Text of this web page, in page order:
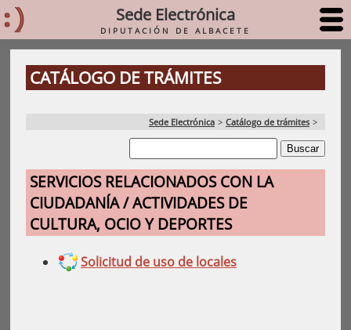
Sede Electrónica
DIPUTACIÓN DE ALBACETE
CATÁLOGO DE TRÁMITES
Sede Electrónica > Catálogo de trámites >
SERVICIOS RELACIONADOS CON LA
CIUDADANÍA / ACTIVIDADES DE
CULTURA, OCIO Y DEPORTES
Solicitud de uso de locales